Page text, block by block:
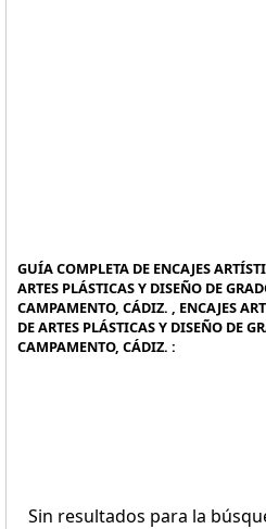
GUÍA COMPLETA DE ENCAJES
ARTES PLÁSTICAS Y DISEÑO DE
CAMPAMENTO, CÁDIZ. , ENCAJES
DE ARTES PLÁSTICAS Y DISEÑO DE
CAMPAMENTO, CÁDIZ. :
Sin resultados para la